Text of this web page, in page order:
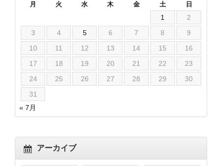
月 火 水 木 金 土 日
1
2
3
4 5 6 7 8
9
10
11 12 13 14 15
16
17
18 19 20 21 22
23
24
25 26 27 28 29
30
31
« 7月
アーカイブ